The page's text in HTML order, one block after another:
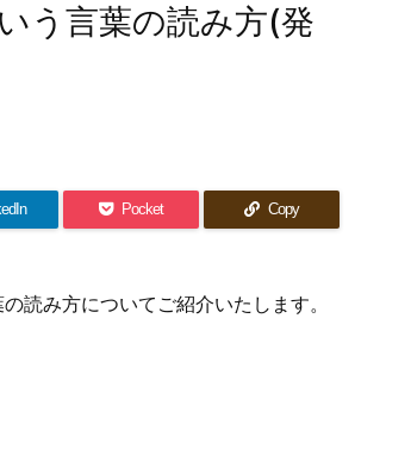
う言葉の読み方(発
Pocket Copy
読み方についてご紹介いたします。